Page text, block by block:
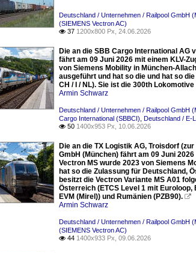
Deutschland / Unternehmen / Railpool GmbH
(SIEMENS Vectron AC)
 37 1200x800 Px, 24.06.2026
Die an die SBB Cargo International AG
fährt am 09 Juni 2026 mit einem KLV-
von Siemens Mobility in München-
ausgeführt und hat so die und hat so
CH / I / NL). Sie ist die 300th
Armin Schwarz
Deutschland / Unternehmen / Railpool GmbH
Cargo International (SBBCI) Deutschland / E-
 50 1400x953 Px, 10.06.2026
Die an die TX Logistik AG, Troisdorf
GmbH (München) fährt am 09 Juni
Vectron MS wurde 2023 von Siemens
hat so die Zulassung für Deutschland,
besitzt die Vectron Variante MS A01
Österreich (ETCS Level 1 mit Euroloop,
EVM (Mirel)) und Rumänien (PZB90). 
Armin Schwarz
Deutschland / Unternehmen / Railpool GmbH
(SIEMENS Vectron AC)
 44 1400x933 Px, 09.06.2026